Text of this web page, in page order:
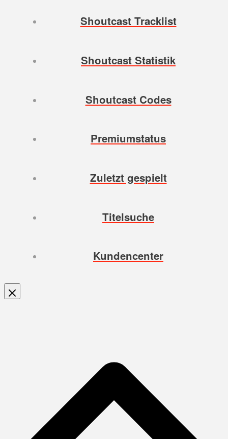
Shoutcast Tracklist
Shoutcast Statistik
Shoutcast Codes
Premiumstatus
Zuletzt gespielt
Titelsuche
Kundencenter